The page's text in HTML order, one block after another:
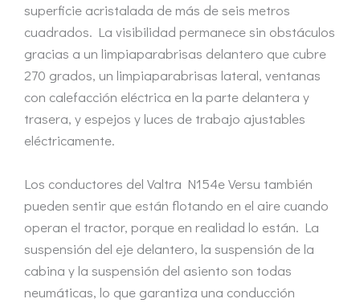
superficie acristalada de más de seis metros
cuadrados. La visibilidad permanece sin obstáculos
gracias a un limpiaparabrisas delantero que cubre
270 grados, un limpiaparabrisas lateral, ventanas
con calefacción eléctrica en la parte delantera y
trasera, y espejos y luces de trabajo ajustables
eléctricamente.
Los conductores del Valtra N154e Versu también
pueden sentir que están flotando en el aire cuando
operan el tractor, porque en realidad lo están. La
suspensión del eje delantero, la suspensión de la
cabina y la suspensión del asiento son todas
neumáticas, lo que garantiza una conducción